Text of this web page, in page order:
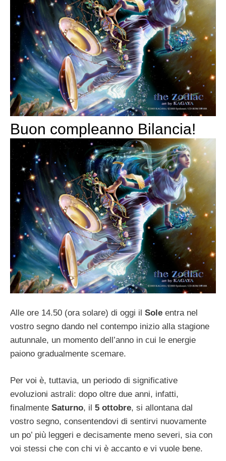
Buon compleanno Bilancia!
Alle ore 14.50 (ora solare) di oggi il Sole entra nel
vostro segno dando nel contempo inizio alla stagione
autunnale, un momento dell’anno in cui le energie
paiono gradualmente scemare.
Per voi è, tuttavia, un periodo di significative
evoluzioni astrali: dopo oltre due anni, infatti,
finalmente Saturno, il 5 ottobre, si allontana dal
vostro segno, consentendovi di sentirvi nuovamente
un po’ più leggeri e decisamente meno severi, sia con
voi stessi che con chi vi è accanto e vi vuole bene.